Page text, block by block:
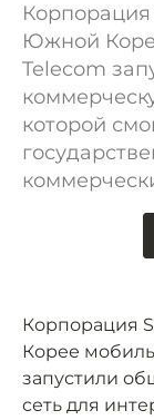
Южной
Telecom
которой
Корпорация
Корее
запустили
сеть для